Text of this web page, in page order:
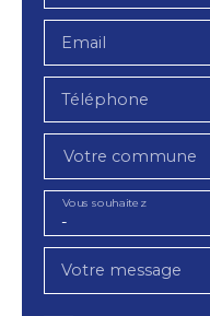
Email
Téléphone
Votre commune
-
Vous souhaitez
Votre message